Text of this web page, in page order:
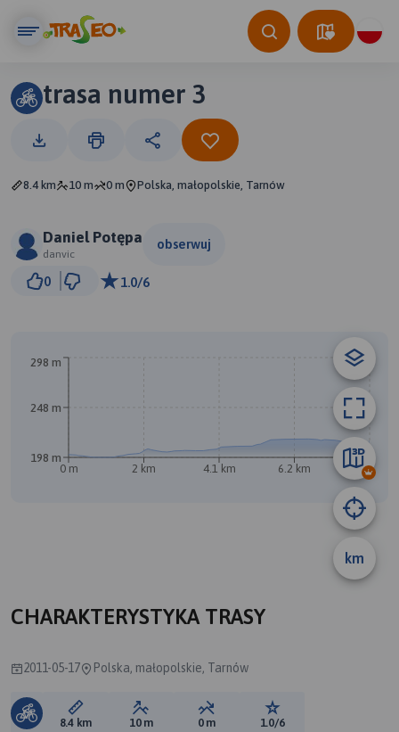
trasa numer 3
8.4 km 10 m 0 m Polska, małopolskie, Tarnów
Daniel Potępa
danvic
obserwuj
0 1.0/6
km
0 m 2 km 4.1 km 6.2 km 8.3 km
198 m
248 m
298 m
CHARAKTERYSTYKA TRASY
2011-05-17 Polska, małopolskie, Tarnów
Długość trasy:
8.4 km Suma przewyższeń:
10 m Suma spadków:
0 m Ocena trasy:
1.0/6